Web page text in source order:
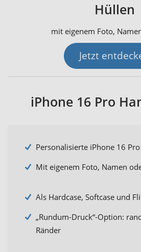
Hüllen
mit eigenem Foto,
Jetzt
iPhone 16 Pro
Personalisierte iPhone 16
Mit eigenem Foto, Namen
Als Hardcase, Softcase und
„Rundum-Druck“-Option:
Ränder